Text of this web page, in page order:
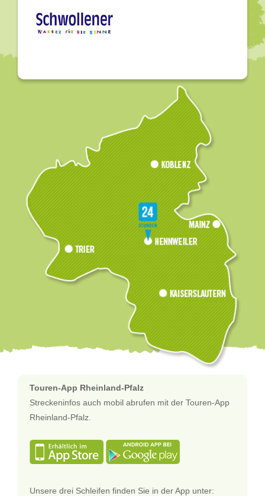
Touren-App Rheinland-Pfalz
Streckeninfos auch mobil abrufen mit der Touren-App
Rheinland-Pfalz.
Unsere drei Schleifen finden Sie in der App unter: